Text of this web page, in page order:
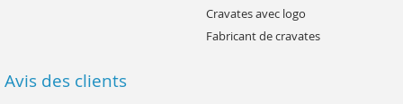
Cravates avec logo
Fabricant de cravates
Avis des clients